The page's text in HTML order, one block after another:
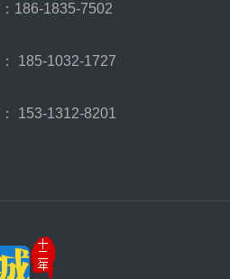
186-1835-7502
185-1032-1727
153-1312-8201